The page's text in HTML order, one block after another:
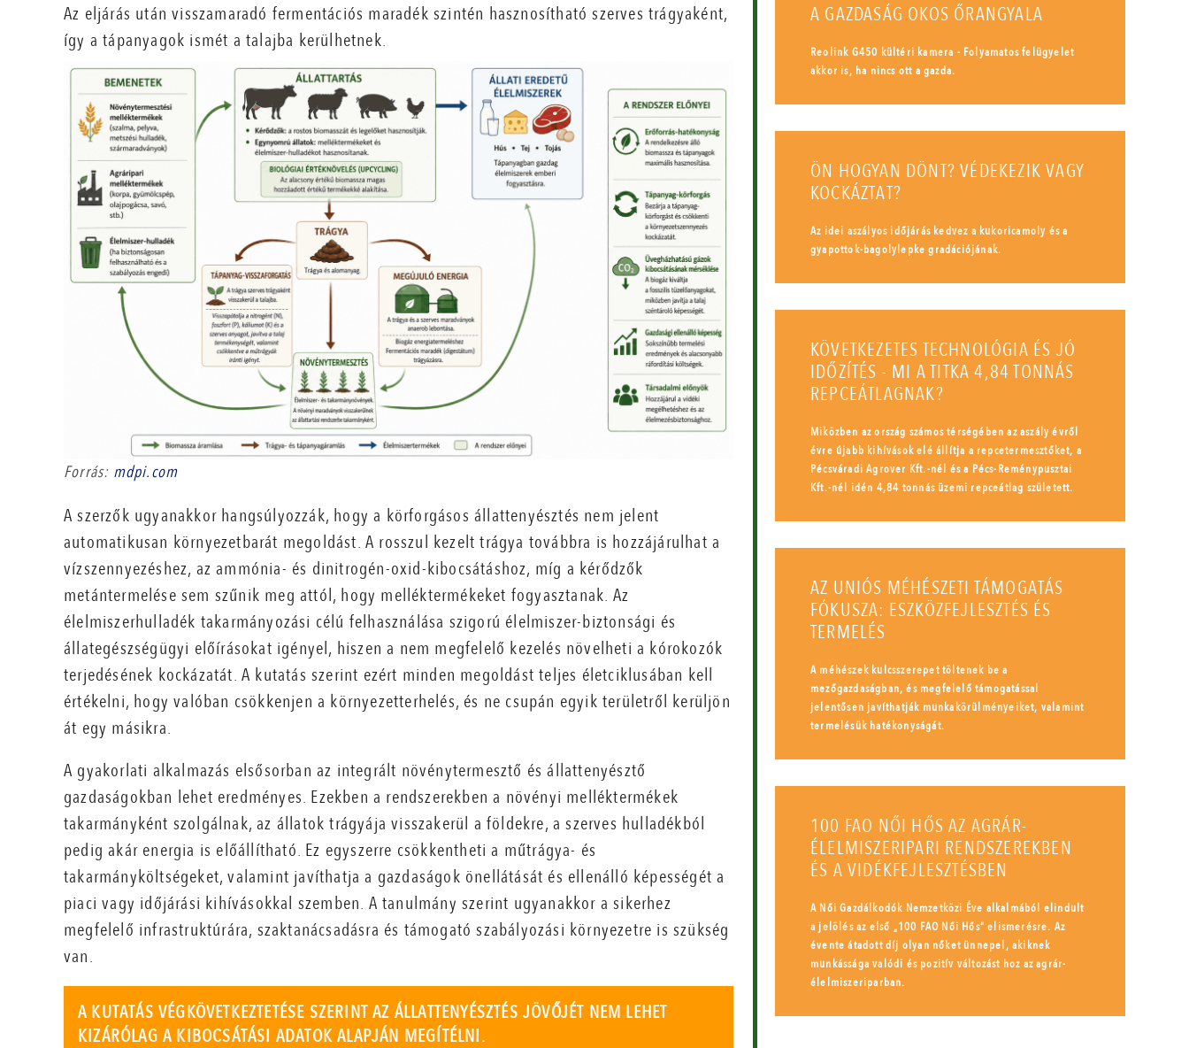
Az eljárás után visszamaradó fermentációs maradék szintén hasznosítható szerves trágyaként,
így a tápanyagok ismét a talajba kerülhetnek.
Forrás: mdpi.com
A szerzők ugyanakkor hangsúlyozzák, hogy a körforgásos állattenyésztés nem jelent
automatikusan környezetbarát megoldást. A rosszul kezelt trágya továbbra is hozzájárulhat a
vízszennyezéshez, az ammónia- és dinitrogén-oxid-kibocsátáshoz, míg a kérődzők
metántermelése sem szűnik meg attól, hogy melléktermékeket fogyasztanak. Az
élelmiszerhulladék takarmányozási célú felhasználása szigorú élelmiszer-biztonsági és
állategészségügyi előírásokat igényel, hiszen a nem megfelelő kezelés növelheti a kórokozók
terjedésének kockázatát. A kutatás szerint ezért minden megoldást teljes életciklusában kell
értékelni, hogy valóban csökkenjen a környezetterhelés, és ne csupán egyik területről kerüljön
át egy másikra.
A gyakorlati alkalmazás elsősorban az integrált növénytermesztő és állattenyésztő
gazdaságokban lehet eredményes. Ezekben a rendszerekben a növényi melléktermékek
takarmányként szolgálnak, az állatok trágyája visszakerül a földekre, a szerves hulladékból
pedig akár energia is előállítható. Ez egyszerre csökkentheti a műtrágya- és
takarmányköltségeket, valamint javíthatja a gazdaságok önellátását és ellenálló képességét a
piaci vagy időjárási kihívásokkal szemben. A tanulmány szerint ugyanakkor a sikerhez
megfelelő infrastruktúrára, szaktanácsadásra és támogató szabályozási környezetre is szükség
van.
A KUTATÁS VÉGKÖVETKEZTETÉSE SZERINT AZ ÁLLATTENYÉSZTÉS JÖVŐJÉT NEM LEHET
KIZÁRÓLAG A KIBOCSÁTÁSI ADATOK ALAPJÁN MEGÍTÉLNI.
A GAZDASÁG OKOS ŐRANGYALA
Reolink G450 kültéri kamera - Folyamatos felügyelet
akkor is, ha nincs ott a gazda.
ÖN HOGYAN DÖNT? VÉDEKEZIK VAGY
KOCKÁZTAT?
Az idei aszályos időjárás kedvez a kukoricamoly és a
gyapottok-bagolylepke gradációjának.
KÖVETKEZETES TECHNOLÓGIA ÉS JÓ
IDŐZÍTÉS - MI A TITKA 4,84 TONNÁS
REPCEÁTLAGNAK?
Miközben az ország számos térségében az aszály évről
évre újabb kihívások elé állítja a repcetermesztőket, a
Pécsváradi Agrover Kft.-nél és a Pécs-Reménypusztai
Kft.-nél idén 4,84 tonnás üzemi repceátlag született.
AZ UNIÓS MÉHÉSZETI TÁMOGATÁS
FÓKUSZA: ESZKÖZFEJLESZTÉS ÉS
TERMELÉS
A méhészek kulcsszerepet töltenek be a
mezőgazdaságban, és megfelelő támogatással
jelentősen javíthatják munkakörülményeiket, valamint
termelésük hatékonyságát.
100 FAO NŐI HŐS AZ AGRÁR-
ÉLELMISZERIPARI RENDSZEREKBEN
ÉS A VIDÉKFEJLESZTÉSBEN
A Női Gazdálkodók Nemzetközi Éve alkalmából elindult
a jelölés az első „100 FAO Női Hős” elismerésre. Az
évente átadott díj olyan nőket ünnepel, akiknek
munkássága valódi és pozitív változást hoz az agrár-
élelmiszeriparban.